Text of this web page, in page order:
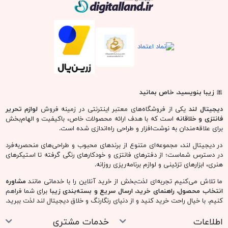
🎀زیبا بنویسید، خاص بمانید
دیجیتال لند یکی از فروشگاه‌های معتبر اینترنتی در زمینه فروش لوازم تحریر
فانتزی و خلاقانه است که با هدف ارائه محصولات خاص، باکیفیت و الهام‌بخش
برای علاقه‌مندان به نوشت‌افزار و طراحی راه‌اندازی شده است.
در دیجیتال لند، مجموعه‌ای متنوع از برندهای محبوب و طراحی‌های منحصربه‌فرد
در دسترس شماست؛ از دفترهای فانتزی و خودکارهای رنگی گرفته تا استیکرهای
هنری، ابزارهای تزئینی و لوازم برنامه‌ریزی روزانه.
ما تلاش می‌کنیم تجربه‌ای لذت‌بخش از خرید آنلاین را با خدماتی مانندمشاوره
انتخاب محصول، راهنمای خرید، ارسال سریع و بسته‌بندی زیبا برای شما فراهم
کنیم. با خیال راحت خرید کنید و از دنیای رنگارنگ و خلاق دیجیتال لند لذت ببرید.
اطلاعات خدمات مشتری